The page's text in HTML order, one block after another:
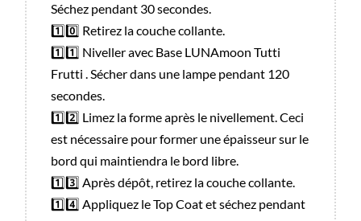
Séchez pendant 30 secondes.
1️⃣0️⃣ Retirez la couche collante.
1️⃣1️⃣ Niveller avec Base LUNAmoon Tutti
Frutti . Sécher dans une lampe pendant 120
secondes.
1️⃣2️⃣ Limez la forme après le nivellement. Ceci
est nécessaire pour former une épaisseur sur le
bord qui maintiendra le bord libre.
1️⃣3️⃣ Après dépôt, retirez la couche collante.
1️⃣4️⃣ Appliquez le Top Coat et séchez pendant